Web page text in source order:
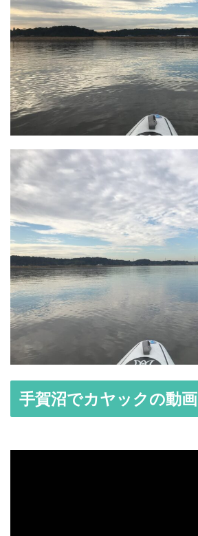
手賀沼でカヤックの動画